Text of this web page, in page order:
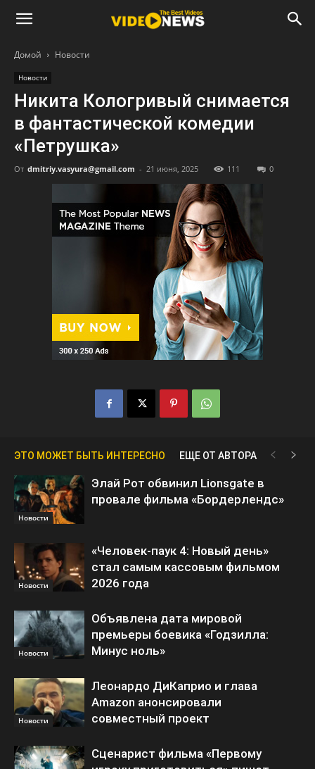
Домой Новости
Новости
Никита Кологривый снимается
в фантастической комедии
«Петрушка»
От dmitriy.vasyura@gmail.com - 21 июня, 2025 111 0
ЭТО МОЖЕТ БЫТЬ ИНТЕРЕСНО ЕЩЕ ОТ АВТОРА
Новости
Элай Рот обвинил Lionsgate в
провале фильма «Бордерлендс»
Новости
«Человек-паук 4: Новый день»
стал самым кассовым фильмом
2026 года
Новости
Объявлена дата мировой
премьеры боевика «Годзилла:
Минус ноль»
Новости
Леонардо ДиКаприо и глава
Amazon анонсировали
совместный проект
Сценарист фильма «Первому